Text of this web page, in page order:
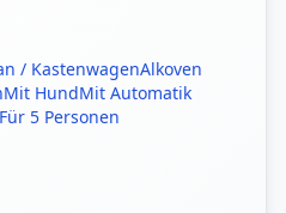
/ KastenwagenAlkoven
Mit HundMit Automatik
Für 5 Personen